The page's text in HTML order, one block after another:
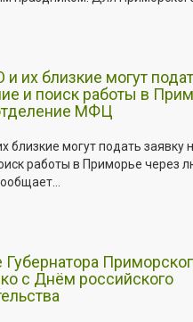
их близкие могут
и поиск работы в
МФЦ
близкие могут подать заявку
работы в Приморье через
с Днём российского